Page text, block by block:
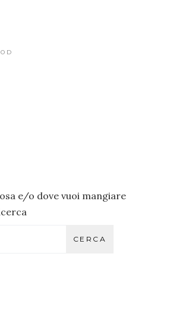
e/o dove vuoi mangiare
CERCA